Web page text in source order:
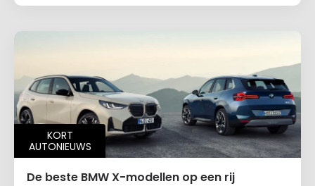
KORT
AUTONIEUWS
De beste BMW X-modellen op een rij